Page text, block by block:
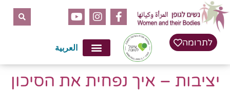
לתוכן
לתרומה العربية
יציבות – איך נפחית את הסיכון